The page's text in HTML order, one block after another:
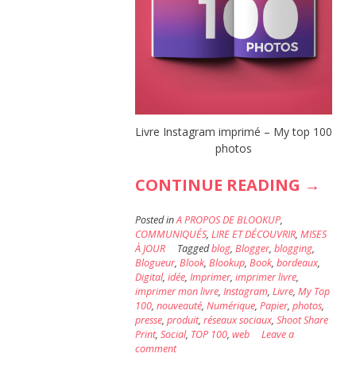
Livre Instagram imprimé – My top 100
photos
CONTINUE READING « VOS
POSTS
VOTRE
→
Posted inA PROPOS DE BLOOKUP,
COMMUNIQUÉS, LIRE ET DÉCOUVRIR, MISES
À JOUR
Taggedblog, Blogger, blogging,
Blogueur, Blook, Blookup, Book, bordeaux,
Digital, idée, Imprimer, imprimer livre,
imprimer mon livre, Instagram, Livre, My Top
100, nouveauté, Numérique, Papier, photos,
presse, produit, réseaux sociaux, Shoot Share
Print, Social, TOP 100, web
Leave a
comment